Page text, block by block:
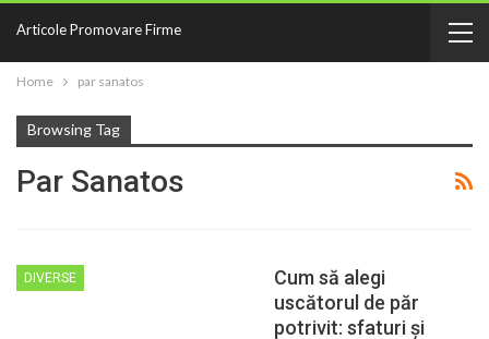
Articole Promovare Firme
Home par sanatos
Browsing Tag
Par Sanatos
DIVERSE
Cum să alegi
uscătorul de păr
potrivit: sfaturi și